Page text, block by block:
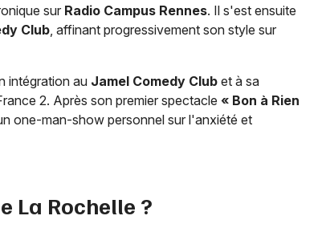
sur Radio Campus Rennes. Il s'est ensuite
Club, affinant progressivement son style sur
intégration au Jamel Comedy Club et à sa
2. Après son premier spectacle « Bon à Rien
one-man-show personnel sur l'anxiété et
La Rochelle ?